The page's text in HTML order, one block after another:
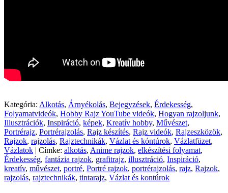
Kategória: Alkotás, Árnyékolás, Bejegyzések, Érdekesség,
Folyamatvideók, Hobby Rajz YouTube videók, Hogyan rajzoljunk,
Illusztrációk, Inspiráció, képek, Kreatív hobby, Művészet,
Portrérajz, Portrérajzolás, Rajz készítés, Rajz videók, Rajzeszközök,
Rajzok, rajzolás, Rajztechnikák, Vázlat és kóntúrok, Vázlatfüzet,
Vázlatok | Címke: alkotás, Anime rajzok, elkészítési folyamat,
Érdekesség, fantázia rajzok, grafitrajz, illusztráció, Inspiráció,
kreatív, művészet, portré, Portré rajzok, portrérajzolás, rajz, Rajzok,
rajzolás, rajztechnikák, tintarajz, Vázlat és kontúrok